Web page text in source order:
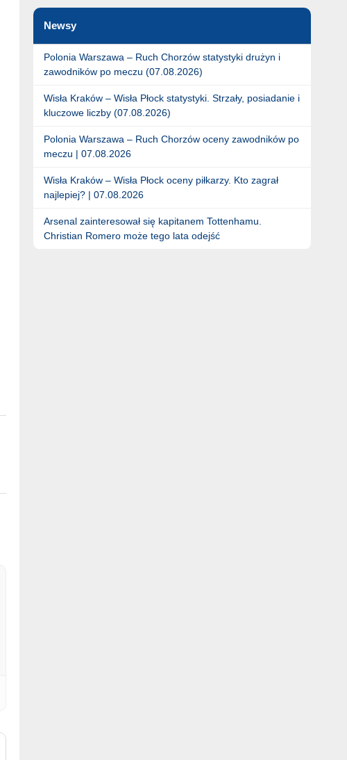
Newsy
Polonia Warszawa – Ruch Chorzów statystyki drużyn i
zawodników po meczu (07.08.2026)
Wisła Kraków – Wisła Płock statystyki. Strzały, posiadanie i
kluczowe liczby (07.08.2026)
Polonia Warszawa – Ruch Chorzów oceny zawodników po
meczu | 07.08.2026
Wisła Kraków – Wisła Płock oceny piłkarzy. Kto zagrał
najlepiej? | 07.08.2026
Arsenal zainteresował się kapitanem Tottenhamu.
Christian Romero może tego lata odejść